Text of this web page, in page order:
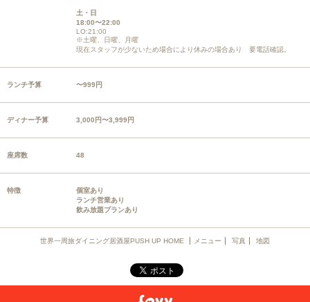
土・日
18:00〜22:00
LO:21:00
※土曜、日曜、月曜
現在スタッフが少ないため場合により休みの場合あり 要電話確認。
ランチ予算 〜999円
ディナー予算 3,000円〜3,999円
座席数 48
特徴
個室あり
ランチ営業あり
飲み放題プランあり
世界一周旅ダイニング居酒屋PUSH UP HOME メニュー 写真 地図